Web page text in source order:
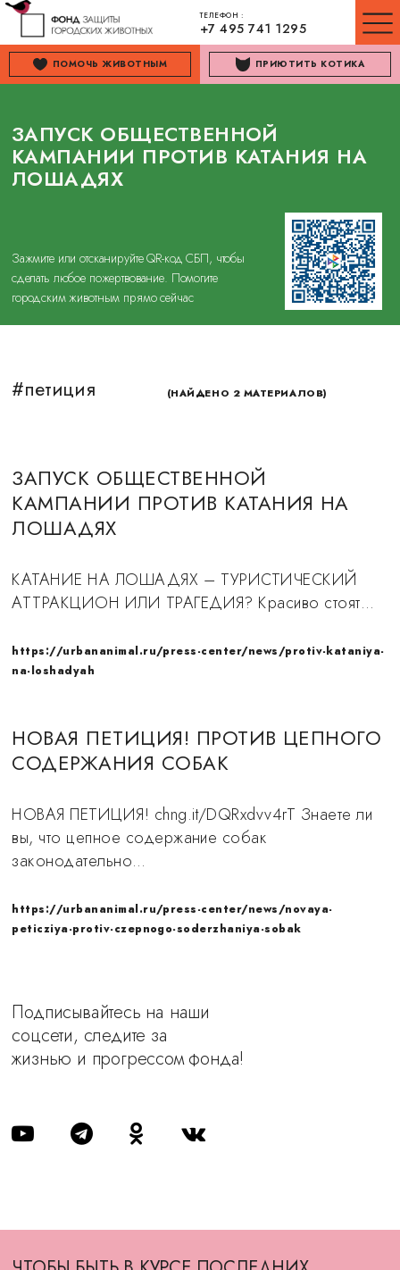
ТЕЛЕФОН :
+7 495 741 1295
ПОМОЧЬ ЖИВОТНЫМ ПРИЮТИТЬ КОТИКА
ЗАПУСК ОБЩЕСТВЕННОЙ
КАМПАНИИ ПРОТИВ КАТАНИЯ НА
ЛОШАДЯХ
Зажмите или отсканируйте QR-код СБП, чтобы
сделать любое пожертвование. Помогите
городским животным прямо сейчас
#петиция (НАЙДЕНО 2 МАТЕРИАЛОВ)
ЗАПУСК ОБЩЕСТВЕННОЙ
КАМПАНИИ ПРОТИВ КАТАНИЯ НА
ЛОШАДЯХ
КАТАНИЕ НА ЛОШАДЯХ – ТУРИСТИЧЕСКИЙ
АТТРАКЦИОН ИЛИ ТРАГЕДИЯ? Красиво стоят…
https://urbananimal.ru/press-center/news/protiv-kataniya-
na-loshadyah
НОВАЯ ПЕТИЦИЯ! ПРОТИВ ЦЕПНОГО
СОДЕРЖАНИЯ СОБАК
НОВАЯ ПЕТИЦИЯ! chng.it/DQRxdvv4rT Знаете ли
вы, что цепное содержание собак
законодательно…
https://urbananimal.ru/press-center/news/novaya-
peticziya-protiv-czepnogo-soderzhaniya-sobak
Подписывайтесь на наши
соцсети, следите за
жизнью и прогрессом фонда!